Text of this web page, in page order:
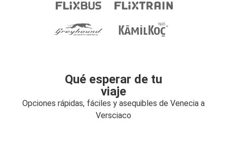
Qué esperar de tu
viaje
Opciones rápidas, fáciles y asequibles de Venecia a
Versciaco